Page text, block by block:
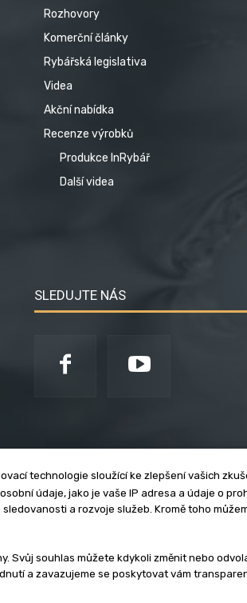
Rozhovory
Komerční články
Rybářská legislativa
Videa
Akční nabídka
Recenze výrobků
Produkce InRybář
Další videa
SLEDUJTE NÁS
Zásady soukromí Privacy
| Na veškerý materiál, který je zde
technologie sloužící ke zlepšení vašich
údaje, jako je vaše IP adresa a údaje o
a rozvoje služeb. Kromě toho
Svůj souhlas můžete kdykoli změnit nebo
a zavazujeme se poskytovat vám